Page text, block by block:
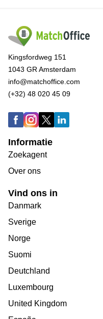
Kingsfordweg 151
1043 GR Amsterdam
info@matchoffice.com
(+32) 48 020 45 09
Informatie
Zoekagent
Over ons
Vind ons in
Danmark
Sverige
Norge
Suomi
Deutchland
Luxembourg
United Kingdom